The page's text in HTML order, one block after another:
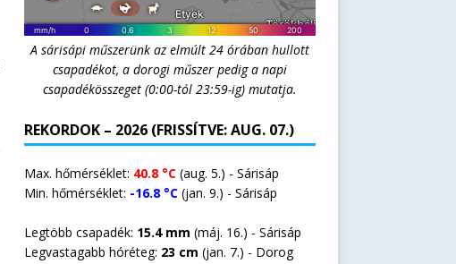
A sárisápi műszerünk az elmúlt 24 órában hullott
csapadékot, a dorogi műszer pedig a napi
csapadékösszeget (0:00-tól 23:59-ig) mutatja.
REKORDOK – 2026 (FRISSÍTVE: AUG. 07.)
Max. hőmérséklet: 40.8 °C(aug. 5.) - Sárisáp
Min. hőmérséklet: -16.8 °C(jan. 9.) - Sárisáp
Legtöbb csapadék: 15.4 mm (máj. 16.) - Sárisáp
Legvastagabb hóréteg: 23 cm (jan. 7.) - Dorog